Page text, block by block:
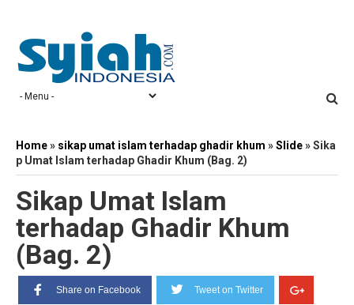
Home» sikap umat islam terhadap ghadir khum »Slide»Sika
p Umat Islam terhadap Ghadir Khum (Bag. 2)
Sikap Umat Islam
terhadap Ghadir Khum
(Bag. 2)
Share on Facebook Tweet on Twitter